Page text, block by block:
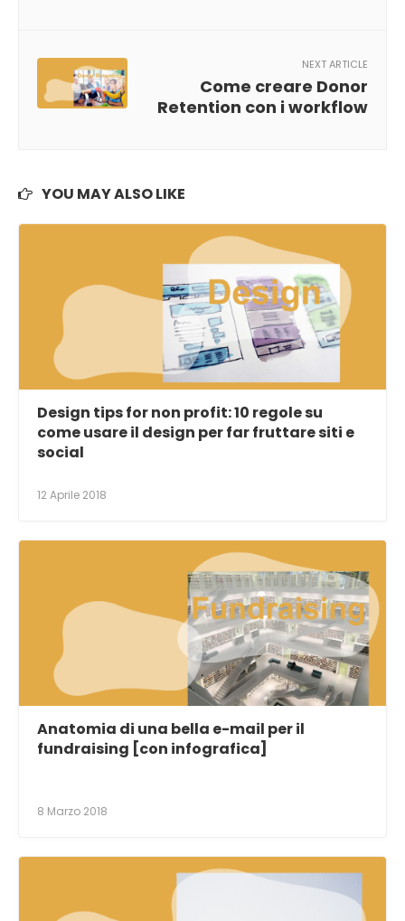
NEXT ARTICLE
Come creare Donor
Retention con i workflow
YOU MAY ALSO LIKE
Design tips for non profit: 10 regole su
come usare il design per far fruttare siti e
social
12 Aprile 2018
Anatomia di una bella e-mail per il
fundraising [con infografica]
8 Marzo 2018